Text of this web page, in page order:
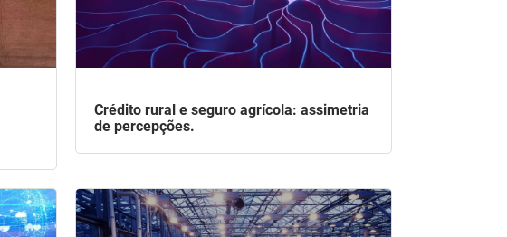
Crédito rural e seguro agrícola: assimetria
de percepções.